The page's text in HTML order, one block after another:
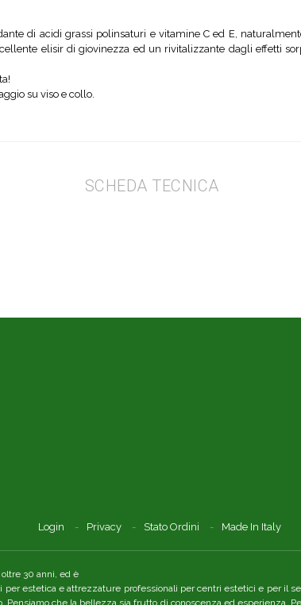
di acidi grassi polinsaturi e vitamine C ed E,
elisir digiovinezza ed un rivitalizzante dagli effetti
su viso e collo.
SCHEDA TECNICA
Login Privacy Stato Ordini Made In Italy
30 anni, ed è
estetica e attrezzature professionali per centri estetici e per il